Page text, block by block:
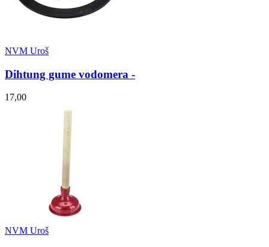
NVM Uroš
Dihtung gume vodomera -
17,00
NVM Uroš